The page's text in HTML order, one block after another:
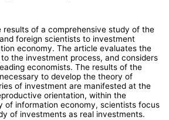
results of a comprehensive study of the
foreign scientists to investment
economy. The article evaluates the
the investment process, and considers
economists. The results of the
to develop the theory of
of investment are manifested at the
orientation, within the
of information economy, scientists focus
of investments as real investments.